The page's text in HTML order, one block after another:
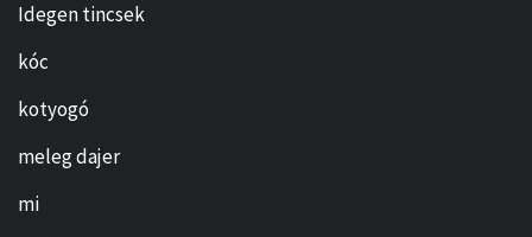
Idegen tincsek
kóc
kotyogó
meleg dajer
mi